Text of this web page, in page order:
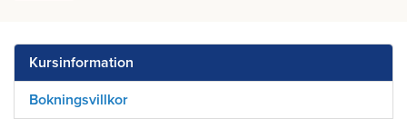
Kursinformation
Bokningsvillkor